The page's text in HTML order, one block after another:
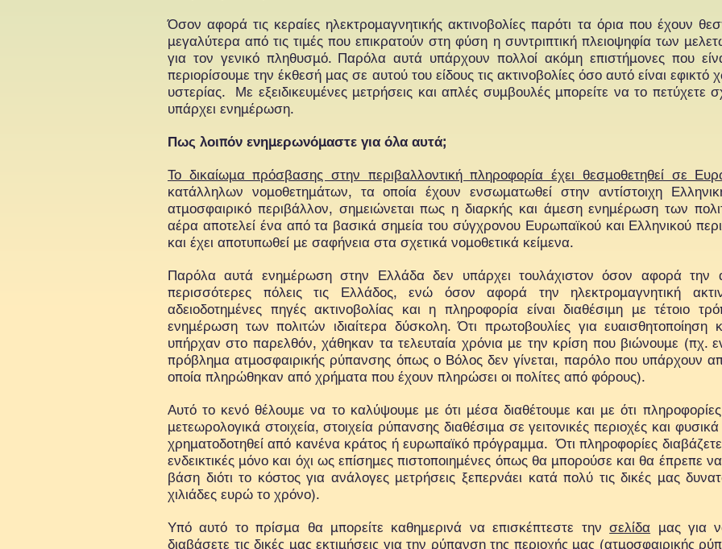
Όσον αφορά τις κεραίες ηλεκτρομαγνητικής ακτινοβολίες παρότι τα όρια που έχουν
μεγαλύτερα από τις τιμές που επικρατούν στη φύση η συντριπτική πλειοψηφία των
για τον γενικό πληθυσμό. Παρόλα αυτά υπάρχουν πολλοί ακόμη επιστήμονες που
περιορίσουμε την έκθεσή μας σε αυτού του είδους τις ακτινοβολίες όσο αυτό είναι
υστερίας. Με εξειδικευμένες μετρήσεις και απλές συμβουλές μπορείτε να το πετύχετε
υπάρχει ενημέρωση.
Πως λοιπόν ενημερωνόμαστε για όλα αυτά;
Το δικαίωμα πρόσβασης στην περιβαλλοντική πληροφορία έχει θεσμοθετηθεί σε
κατάλληλων νομοθετημάτων, τα οποία έχουν ενσωματωθεί στην αντίστοιχη
ατμοσφαιρικό περιβάλλον, σημειώνεται πως η διαρκής και άμεση ενημέρωση των
αέρα αποτελεί ένα από τα βασικά σημεία του σύγχρονου Ευρωπαϊκού και Ελληνικού
και έχει αποτυπωθεί με σαφήνεια στα σχετικά νομοθετικά κείμενα.
Παρόλα αυτά ενημέρωση στην Ελλάδα δεν υπάρχει τουλάχιστον όσον αφορά την
περισσότερες πόλεις τις Ελλάδος, ενώ όσον αφορά την ηλεκτρομαγνητική
αδειοδοτημένες πηγές ακτινοβολίας και η πληροφορία είναι διαθέσιμη με τέτοιο
ενημέρωση των πολιτών ιδιαίτερα δύσκολη. Ότι πρωτοβουλίες για
υπήρχαν στο παρελθόν, χάθηκαν τα τελευταία χρόνια με την κρίση που βιώνουμε (πχ.
πρόβλημα ατμοσφαιρικής ρύπανσης όπως ο Βόλος δεν γίνεται, παρόλο που υπάρχουν
οποία πληρώθηκαν από χρήματα που έχουν πληρώσει οι πολίτες από φόρους).
Αυτό το κενό θέλουμε να το καλύψουμε με ότι μέσα διαθέτουμε και με ότι
μετεωρολογικά στοιχεία, στοιχεία ρύπανσης διαθέσιμα σε γειτονικές περιοχές και
χρηματοδοτηθεί από κανένα κράτος ή ευρωπαϊκό πρόγραμμα. Ότι πληροφορίες
ενδεικτικές μόνο και όχι ως επίσημες πιστοποιημένες όπως θα μπορούσε και θα έπρεπε
βάση διότι το κόστος για ανάλογες μετρήσεις ξεπερνάει κατά πολύ τις δικές μας
χιλιάδες ευρώ το χρόνο).
Υπό αυτό το πρίσμα θα μπορείτε καθημερινά να επισκέπτεστε τηνσελίδα μας για
διαβάσετε τις δικές μας εκτιμήσεις για την ρύπανση της περιοχής μας (ατμοσφαιρικής